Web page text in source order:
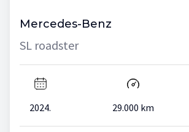
Mercedes-Benz
SL roadster
2024. 29.000 km